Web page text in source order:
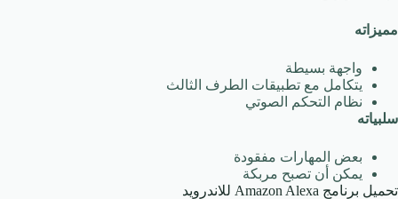
مميزاته
واجهة بسيطة
يتكامل مع تطبيقات الطرف الثالث
نظام التحكم الصوتي
سلبياته
بعض المهارات مفقودة
يمكن أن تصبح مربكة
تحميل برنامج Amazon Alexa للاندرويد